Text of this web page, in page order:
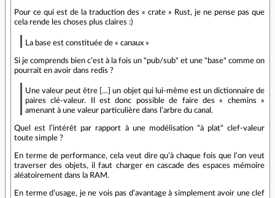
Pour ce qui est de la traduction des « crate » Rust, je ne pense pas que
cela rende les choses plus claires :)
La base est constituée de « canaux »
Si je comprends bien c’est à la fois un "pub/sub" et une "base" comme on
pourrait en avoir dans redis ?
Une valeur peut être […] un objet qui lui‑même est un dictionnaire de
paires clé‑valeur. Il est donc possible de faire des « chemins »
amenant à une valeur particulière dans l’arbre du canal.
Quel est l’intérêt par rapport à une modélisation "à plat" clef-valeur
toute simple ?
En terme de performance, cela veut dire qu’à chaque fois que l’on veut
traverser des objets, il faut charger en cascade des espaces mémoire
aléatoirement dans la RAM.
En terme d’usage, je ne vois pas d’avantage à simplement avoir une clef